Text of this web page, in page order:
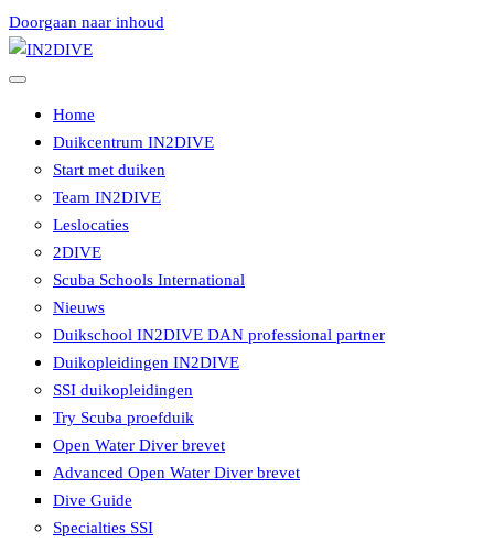
Doorgaan naar inhoud
Home
Duikcentrum IN2DIVE
Start met duiken
Team IN2DIVE
Leslocaties
2DIVE
Scuba Schools International
Nieuws
Duikschool IN2DIVE DAN professional partner
Duikopleidingen IN2DIVE
SSI duikopleidingen
Try Scuba proefduik
Open Water Diver brevet
Advanced Open Water Diver brevet
Dive Guide
Specialties SSI